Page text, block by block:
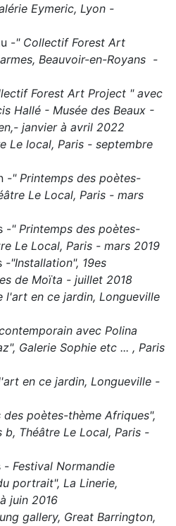
Eymeric, Lyon -
-" Collectif Forest Art
Beauvoir-en-Royans -
Forest Art Project " avec
Hallé - Musée des Beaux -
janvier à avril 2022
Le local, Paris - septembre
-" Printemps des poètes-
Le Local, Paris - mars
-" Printemps des poètes-
Le Local, Paris - mars 2019
-"Installation", 19es
de Moïta - juillet 2018
l'art en ce jardin, Longueville
avec Polina
Galerie Sophie etc ... , Paris
en ce jardin, Longueville -
des poètes-thème Afriques",
Théâtre Le Local, Paris -
- Festival Normandie
portrait", La Linerie,
juin 2016
gallery, Great Barrington,